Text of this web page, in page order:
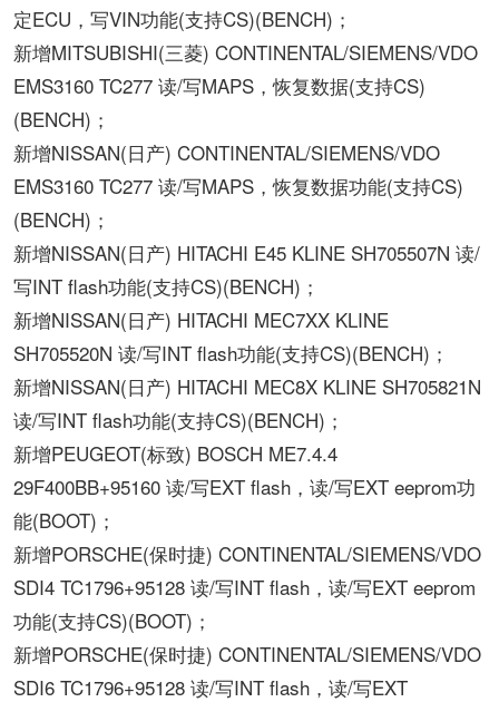
定ECU，写VIN功能(支持CS)(BENCH)；
新增MITSUBISHI(三菱) CONTINENTAL/SIEMENS/VDO
EMS3160 TC277 读/写MAPS，恢复数据(支持CS)
(BENCH)；
新增NISSAN(日产) CONTINENTAL/SIEMENS/VDO
EMS3160 TC277 读/写MAPS，恢复数据功能(支持CS)
(BENCH)；
新增NISSAN(日产) HITACHI E45 KLINE SH705507N 读/
写INT flash功能(支持CS)(BENCH)；
新增NISSAN(日产) HITACHI MEC7XX KLINE
SH705520N 读/写INT flash功能(支持CS)(BENCH)；
新增NISSAN(日产) HITACHI MEC8X KLINE SH705821N
读/写INT flash功能(支持CS)(BENCH)；
新增PEUGEOT(标致) BOSCH ME7.4.4
29F400BB+95160 读/写EXT flash，读/写EXT eeprom功
能(BOOT)；
新增PORSCHE(保时捷) CONTINENTAL/SIEMENS/VDO
SDI4 TC1796+95128 读/写INT flash，读/写EXT eeprom
功能(支持CS)(BOOT)；
新增PORSCHE(保时捷) CONTINENTAL/SIEMENS/VDO
SDI6 TC1796+95128 读/写INT flash，读/写EXT